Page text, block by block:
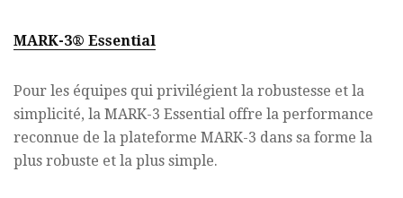
MARK-3® Essential
Pour les équipes qui privilégient la robustesse et la
simplicité, la MARK-3 Essential offre la performance
reconnue de la plateforme MARK-3 dans sa forme la
plus robuste et la plus simple.